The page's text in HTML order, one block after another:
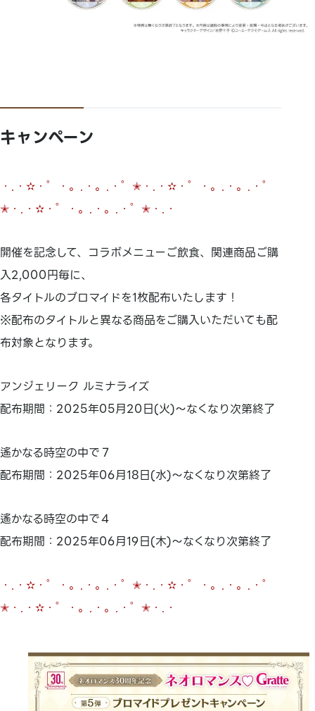
キャンペーン
・.・✫・゜・。.・。.・゜✭・.・✫・゜・。.・。.・゜
✭・.・✫・゜・。.・。.・゜✭・.・
開催を記念して、コラボメニューご飲食、関連商品ご購
入2,000円毎に、
各タイトルのブロマイドを1枚配布いたします！
※配布のタイトルと異なる商品をご購入いただいても配
布対象となります。
アンジェリーク ルミナライズ
配布期間：2025年05月20日(火)～なくなり次第終了
遙かなる時空の中で７
配布期間：2025年06月18日(水)～なくなり次第終了
遙かなる時空の中で４
配布期間：2025年06月19日(木)～なくなり次第終了
・.・✫・゜・。.・。.・゜✭・.・✫・゜・。.・。.・゜
✭・.・✫・゜・。.・。.・゜✭・.・